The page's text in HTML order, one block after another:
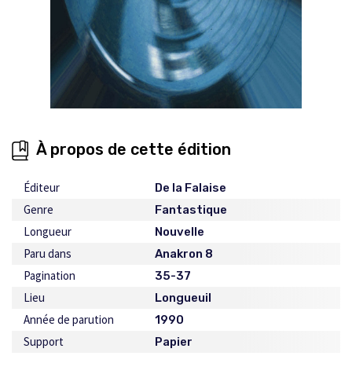
À propos de cette édition
Éditeur De la Falaise
Genre Fantastique
Longueur Nouvelle
Paru dans Anakron 8
Pagination 35-37
Lieu Longueuil
Année de parution 1990
Support Papier